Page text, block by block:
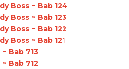
Boss ~ Bab 124
Boss ~ Bab 123
Boss ~ Bab 122
Boss ~ Bab 121
Bab 713
Bab 712